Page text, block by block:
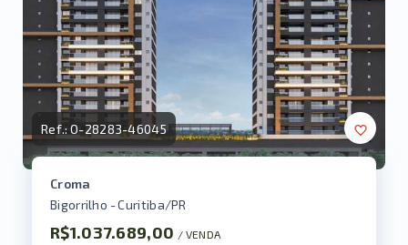
Ref.:O-28283-46045
Croma
Bigorrilho - Curitiba/PR
R$1.037.689,00 / VENDA